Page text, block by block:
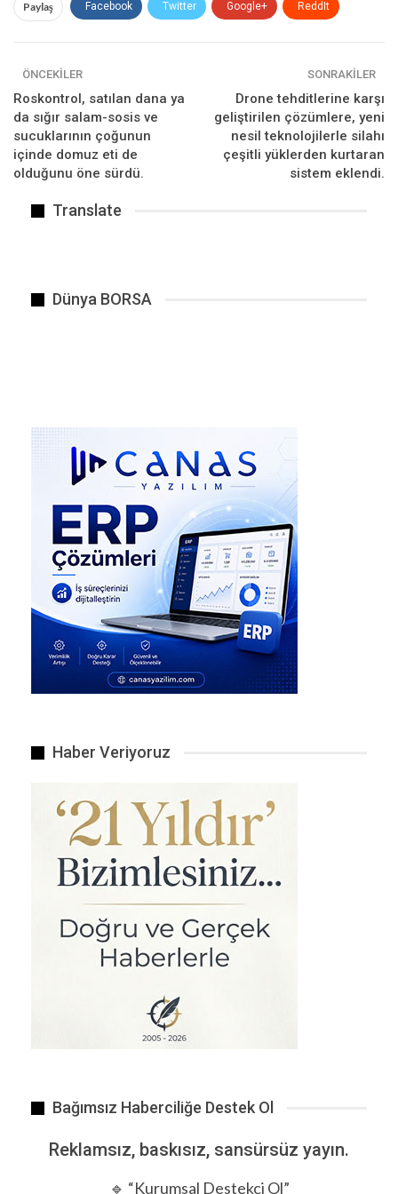
Yasadışı uyuşturucu tedariği yayılıyor.
Müşterisinin saçını boyarken yaktığı iddiasıyla hakkında…
Paylaş Facebook Twitter Google+ ReddIt
ÖNCEKILER
Roskontrol, satılan dana ya
da sığır salam-sosis ve
sucuklarının çoğunun
içinde domuz eti de
olduğunu öne sürdü.
SONRAKILER
Drone tehditlerine karşı
geliştirilen çözümlere, yeni
nesil teknolojilerle silahı
çeşitli yüklerden kurtaran
sistem eklendi.
Translate
Dünya BORSA
Haber Veriyoruz
Bağımsız Haberciliğe Destek Ol
Reklamsız, baskısız, sansürsüz yayın.
🔹 “Kurumsal Destekçi Ol”